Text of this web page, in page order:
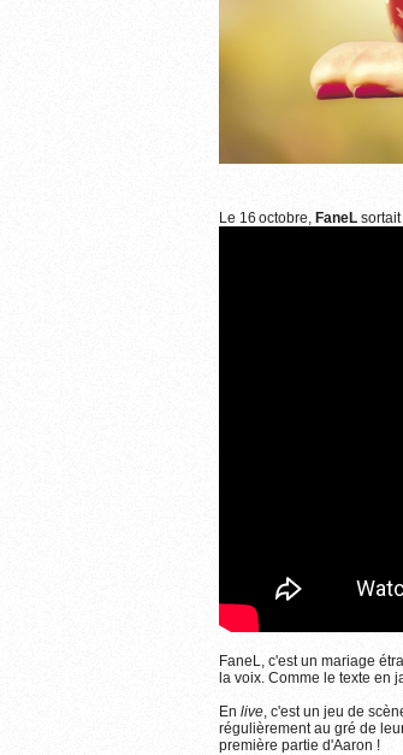
Le 16 octobre, FaneL
FaneL, c'est un mariage
la voix. Comme le texte en
En live, c'est un jeu de
régulièrement au gré de
première partie d'Aaron !